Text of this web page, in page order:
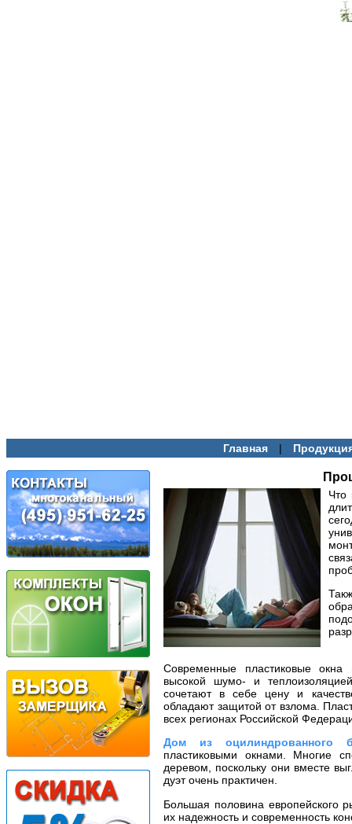
Главная |
Что
Современные пластиковые окна
высокой шумо- и
сочетают в себе цену и
обладают защитой от взлома.
всех регионах Российской
Дом из оцилиндрованного
пластиковыми окнами. Многие
деревом, поскольку они вместе
дуэт очень практичен.
Большая половина европейского
их надежность и современность